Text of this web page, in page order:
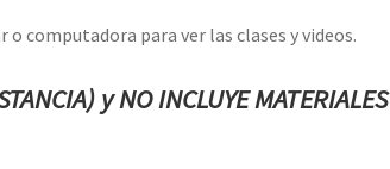
o computadora para ver las clases y videos.
y NO INCLUYE MATERIALES